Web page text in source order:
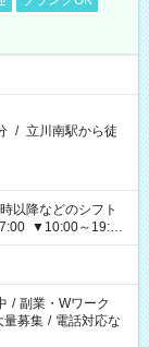
/ 立川南駅から徒
以降などのシフト
▼10:00～19:00
/ 副業・Wワーク
量募集 / 電話対応な